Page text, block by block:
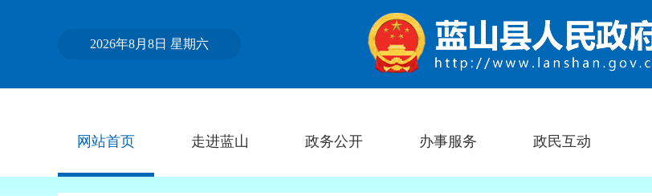
2026年8月8日 星期六
网站首页 走进蓝山 政务公开 办事服务 政民互动